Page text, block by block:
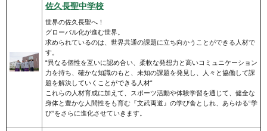
佐久長聖中学校
世界の佐久長聖へ！
グローバル化が進む世界。
求められているのは、世界共通の課題に立ち向かうことができる人材で
す。
“異なる個性を互いに認め合い、柔軟な発想力と高いコミュニケーション
力を持ち、確かな知識のもと、未知の課題を発見し、人々と協働して課
題を解決していくことができる人材“
これらの人材育成に加えて、スポーツ活動や体験学習を通じて、健全な
身体と豊かな人間性をも育む『文武両道』の学び舎としれ、あらゆる“学
び”をさらに進化させていきます。